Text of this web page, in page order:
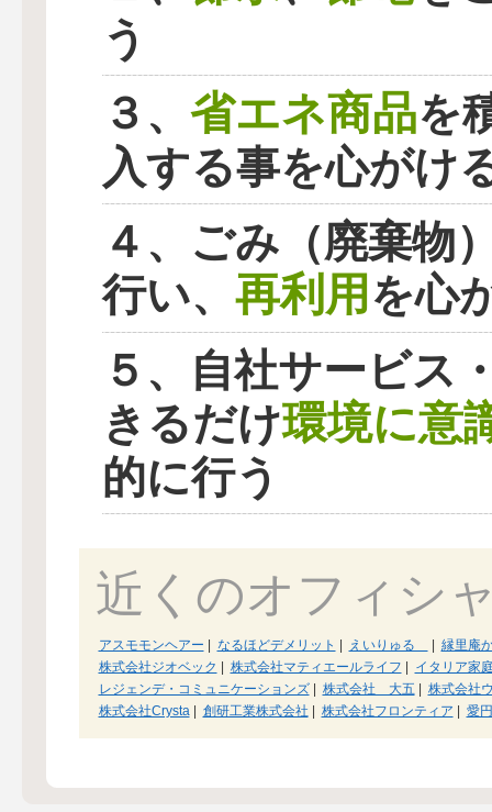
う
３、 省エネ商品を
入する事を心がけ
４、ごみ（廃棄物
行い、 再利用を心
５、自社サービス
きるだけ環境に意
的に行う
近くのオフィシ
アスモモンヘアー | なるほどデメリット | えいりゅる | 縁里庵
株式会社ジオベック | 株式会社マティエールライフ | イタリア家
レジェンデ・コミュニケーションズ| 株式会社 大五 | 株式会社
株式会社Crysta | 創研工業株式会社 | 株式会社フロンティア | 愛